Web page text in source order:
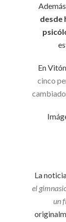
desde
En
cinco
La
el
un